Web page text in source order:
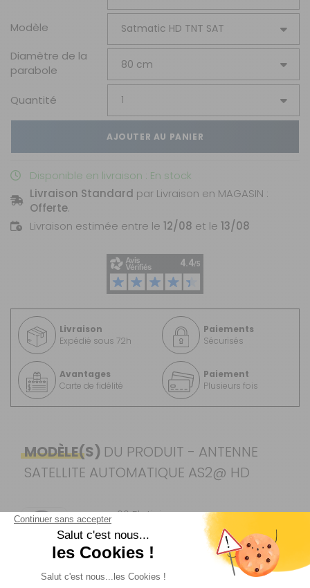
Modèle
Diamètre de la
parabole
Quantité
AJOUTER AU PANIER
Disponible en livraison : En stock
Livraison Standard par Livraison en MAGASIN :
Offerte.
Livraison estimée entre le 12/08 et le 13/08
Livraison
Expédié sous 72h
Paiements
Sécurisés
Avantages
Carte de fidélité
Paiement
Plusieurs fois
MODÈLE(S) DU PRODUIT - ANTENNE
SATELLITE AUTOMATIQUE AS2@ HD
60 Platinium
TV 19'' DVD
HD
Référence :
571680